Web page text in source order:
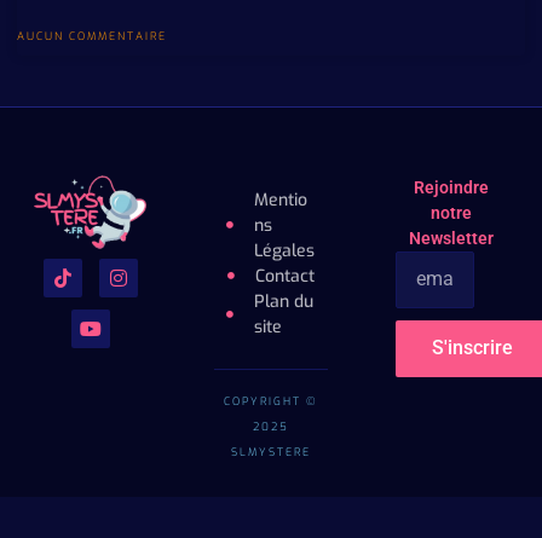
AUCUN COMMENTAIRE
Mentio
ns
Légales
Contact
Plan du
site
COPYRIGHT ©
2025
SLMYSTERE
Rejoindre
notre
Newsletter
S'inscrire